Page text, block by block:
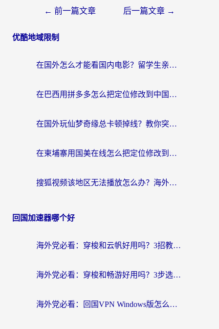
← 前一篇文章 后一篇文章 →
优酷地域限制
在国外怎么才能看国内电影？留学生亲测有效的地域限制突破指南
在巴西用拼多多怎么把定位修改到中国国内？3步解决海外党痛点，附芒果TV伊对可用攻略
在国外玩仙梦奇缘总卡顿掉线？教你突破限制+搞定追剧查诉讼的实用攻略
在柬埔寨用国美在线怎么把定位修改到中国国内？3个海外生活痛点一次解决
搜狐视频该地区无法播放怎么办？海外党亲测有效的回国加速指南
回国加速器哪个好
海外党必看：穿梭和云帆好用吗？3招教你选对回国加速器（附PTT翻墙+QuickbackFly2CN对比）
海外党必看：穿梭和畅游好用吗？3步选对回国加速器，无缝刷国内剧玩国服
海外党必看：回国VPN Windows版怎么选？3步找到最适合你的无缝访问方案